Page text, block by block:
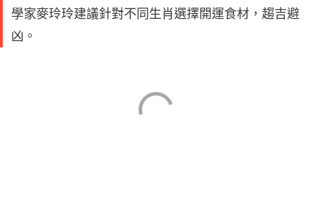
學家麥玲玲建議針對不同生肖選擇開運食材，趨吉避
凶。